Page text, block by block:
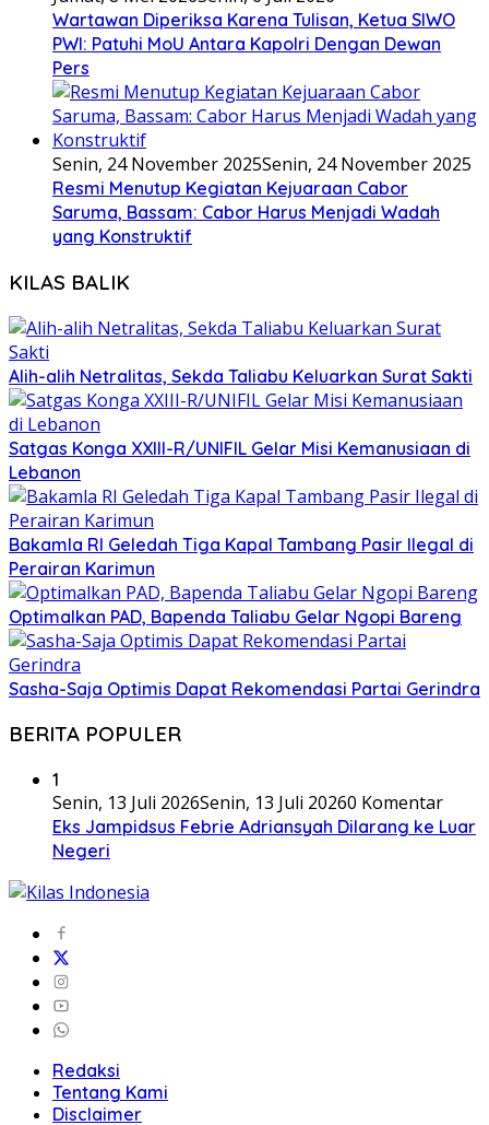
Wartawan Diperiksa Karena Tulisan, Ketua SIWO
PWI: Patuhi MoU Antara Kapolri Dengan Dewan
Pers
Senin, 24 November 2025Senin, 24 November 2025
Resmi Menutup Kegiatan Kejuaraan Cabor
Saruma, Bassam: Cabor Harus Menjadi Wadah
yang Konstruktif
KILAS BALIK
Alih-alih Netralitas, Sekda Taliabu Keluarkan Surat Sakti
Satgas Konga XXIII-R/UNIFIL Gelar Misi Kemanusiaan di
Lebanon
Bakamla RI Geledah Tiga Kapal Tambang Pasir Ilegal di
Perairan Karimun
Optimalkan PAD, Bapenda Taliabu Gelar Ngopi Bareng
Sasha-Saja Optimis Dapat Rekomendasi Partai Gerindra
BERITA POPULER
1
Senin, 13 Juli 2026Senin, 13 Juli 20260 Komentar
Eks Jampidsus Febrie Adriansyah Dilarang ke Luar
Negeri
Redaksi
Tentang Kami
Disclaimer